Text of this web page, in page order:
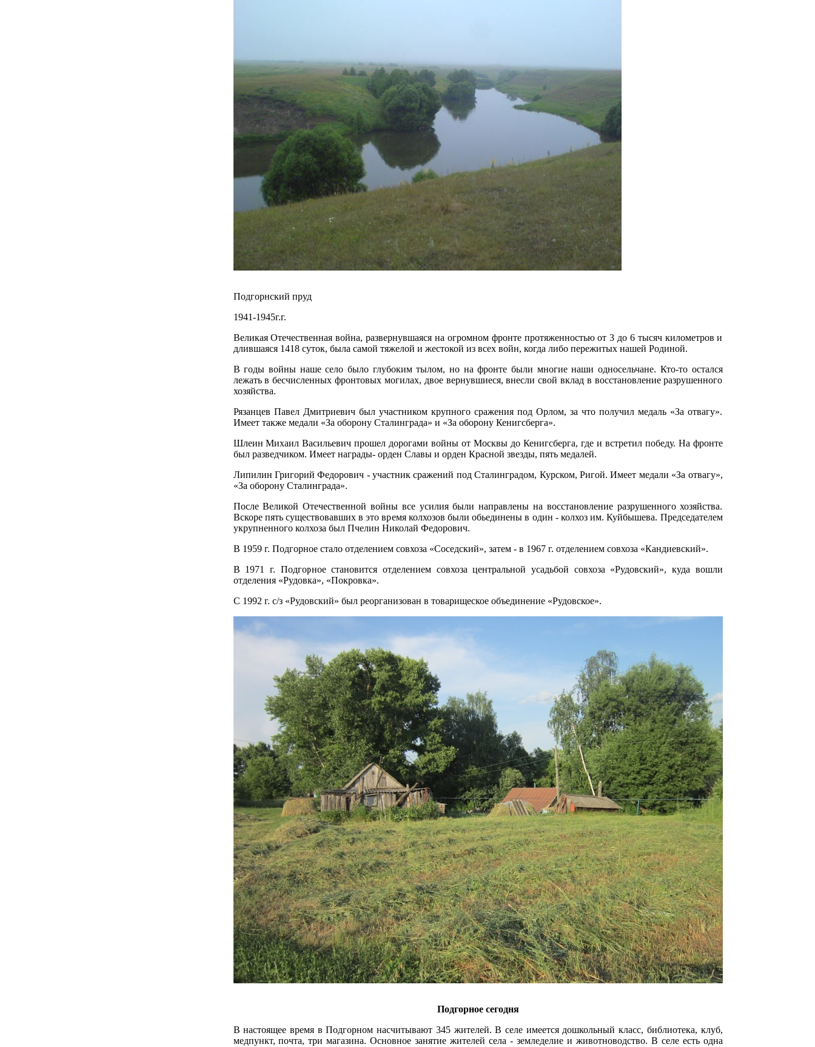
Подгорнский пруд
1941-1945г.г.
Великая Отечественная война, развернувшаяся на огромном фронте протяженностью от 3 до 6 тысяч километров и
длившаяся 1418 суток, была самой тяжелой и жестокой из всех войн, когда либо пережитых нашей Родиной.
В годы войны наше село было глубоким тылом, но на фронте были многие наши односельчане. Кто-то остался
лежать в бесчисленных фронтовых могилах, двое вернувшиеся, внесли свой вклад в восстановление разрушенного
хозяйства.
Рязанцев Павел Дмитриевич был участником крупного сражения под Орлом, за что получил медаль «За отвагу».
Имеет также медали «За оборону Сталинграда» и «За оборону Кенигсберга».
Шлеин Михаил Васильевич прошел дорогами войны от Москвы до Кенигсберга, где и встретил победу. На фронте
был разведчиком. Имеет награды- орден Славы и орден Красной звезды, пять медалей.
Липилин Григорий Федорович - участник сражений под Сталинградом, Курском, Ригой. Имеет медали «За отвагу»,
«За оборону Сталинграда».
После Великой Отечественной войны все усилия были направлены на восстановление разрушенного хозяйства.
Вскоре пять существовавших в это время колхозов были обьединены в один - колхоз им. Куйбышева. Председателем
укрупненного колхоза был Пчелин Николай Федорович.
В 1959 г. Подгорное стало отделением совхоза «Соседский», затем - в 1967 г. отделением совхоза «Кандиевский».
В 1971 г. Подгорное становится отделением совхоза центральной усадьбой совхоза «Рудовский», куда вошли
отделения «Рудовка», «Покровка».
С 1992 г. с/з «Рудовский» был реорганизован в товарищеское объединение «Рудовское».
Подгорное сегодня
В настоящее время в Подгорном насчитывают 345 жителей. В селе имеется дошкольный класс, библиотека, клуб,
медпункт, почта, три магазина. Основное занятие жителей села - земледелие и животноводство. В селе есть одна